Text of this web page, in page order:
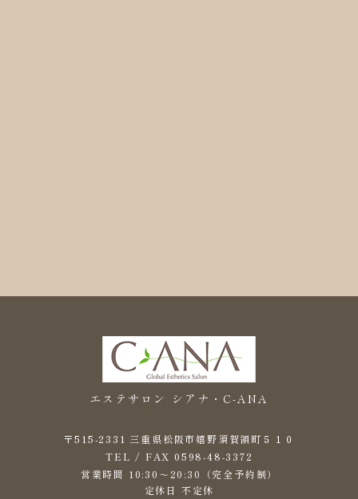
エステサロン シアナ・C-ANA
〒515-2331 三重県松阪市嬉野須賀領町５１０
TEL / FAX 0598-48-3372
営業時間 10:30～20:30（完全予約制）
定休日 不定休